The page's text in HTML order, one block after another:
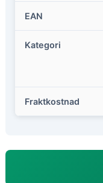
EAN
Kategori
Fraktkostnad